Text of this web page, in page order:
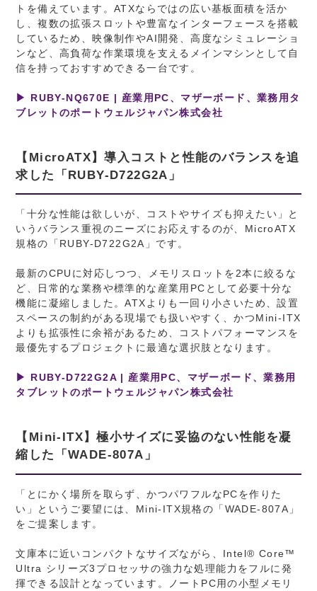
トを備えています。ATXならではの広い基板面積を活か
し、複数の拡張スロットや豊富なインターフェースを搭載
しているため、映像制作やAI開発、高度なシミュレーショ
ンなど、高負荷な作業環境を支えるメインマシンとして自
信を持っておすすめできる一台です。
▶ RUBY-NQ670E | 産業用PC、マザーボード、業務用タ
ブレットのポートウェルジャパン株式会社
【MicroATX】導入コストと性能のバランスを追
求した「RUBY-D722G2A」
「十分な性能は欲しいが、コストやサイズも抑えたい」と
いうバランス重視のニーズにお応えするのが、MicroATX
規格の「RUBY-D722G2A」です。
最新のCPUに対応しつつ、メモリスロットを2本に絞るな
ど、日常的な業務や標準的な産業用PCとして必要十分な
機能に凝縮しました。ATXよりも一回り小さいため、設置
スペースの制約がある現場でも扱いやすく、かつMini-ITX
よりも拡張性に余裕があるため、コストパフォーマンスを
最優先するプロジェクトに最適な選択肢となります。
▶ RUBY-D722G2A | 産業用PC、マザーボード、業務用
タブレットのポートウェルジャパン株式会社
【Mini-ITX】極小サイズに妥協のない性能を凝
縮した「WADE-807A」
「とにかく場所を取らず、かつパワフルなPCを作りた
い」というご要望には、Mini-ITX規格の「WADE-807A」
をご提案します。
文庫本に近いコンパクトなサイズながら、Intel® Core™
Ultra シリーズ3プロセッサの強力な処理能力をフルに発
揮できる設計となっています。ノートPC用の小型メモリ